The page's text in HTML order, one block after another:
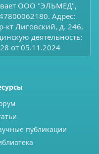
ООО "ЭЛЬМЕД",
Адрес:
кт Лиговский, д. 246,
деятельность:
от 05.11.2024
публикации